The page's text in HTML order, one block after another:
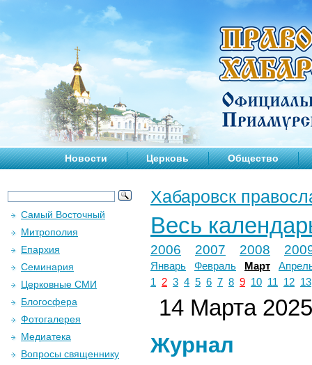
Новости Церковь Общество
Хабаровск
Весь
2006 2007 2008
Январь Февраль Март
1
2 3 4 5 6 7 8 9 10 11 12 13
14 Марта 2025
Журнал
Самый Восточный
Митрополия
Епархия
Семинария
Церковные СМИ
Блогосфера
Фотогалерея
Медиатека
Вопросы священнику